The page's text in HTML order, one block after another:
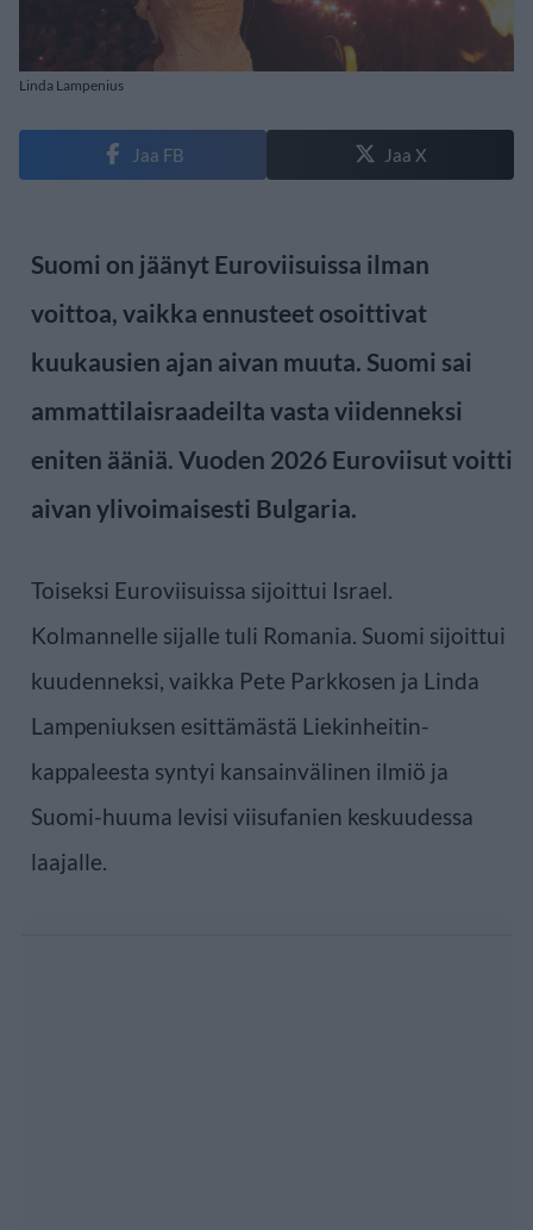
Linda Lampenius
Jaa FB Jaa X
Suomi on jäänyt Euroviisuissa ilman
voittoa, vaikka ennusteet osoittivat
kuukausien ajan aivan muuta. Suomi sai
ammattilaisraadeilta vasta viidenneksi
eniten ääniä. Vuoden 2026 Euroviisut voitti
aivan ylivoimaisesti Bulgaria.
Toiseksi Euroviisuissa sijoittui Israel.
Kolmannelle sijalle tuli Romania. Suomi sijoittui
kuudenneksi, vaikka Pete Parkkosen ja Linda
Lampeniuksen esittämästä Liekinheitin-
kappaleesta syntyi kansainvälinen ilmiö ja
Suomi-huuma levisi viisufanien keskuudessa
laajalle.